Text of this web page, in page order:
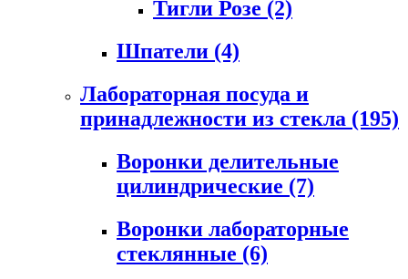
Тигли Розе (2)
Шпатели (4)
Лабораторная посуда и
принадлежности из стекла (195)
Воронки делительные
цилиндрические (7)
Воронки лабораторные
стеклянные (6)